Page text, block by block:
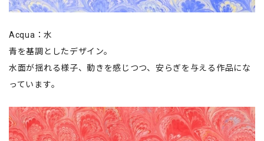
Acqua：水
青を基調としたデザイン。
水面が揺れる様子、動きを感じつつ、安らぎを与える作品にな
っています。